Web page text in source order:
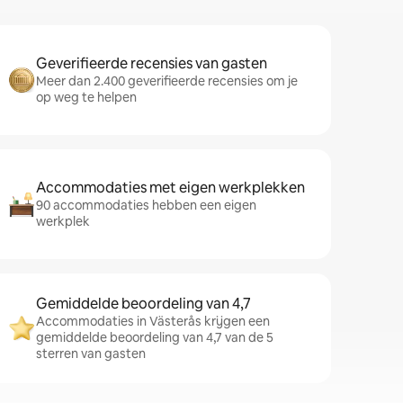
Geverifieerde recensies van gasten
Meer dan 2.400 geverifieerde recensies om je
op weg te helpen
Accommodaties met eigen werkplekken
90 accommodaties hebben een eigen
werkplek
Gemiddelde beoordeling van 4,7
Accommodaties in Västerås krijgen een
gemiddelde beoordeling van 4,7 van de 5
sterren van gasten